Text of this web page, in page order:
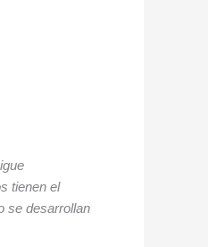
tienen el
se desarrollan